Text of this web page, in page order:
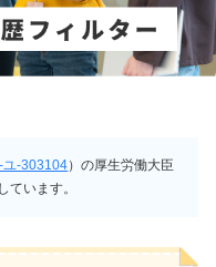
ユ-303104）の厚生労働大臣
ています。